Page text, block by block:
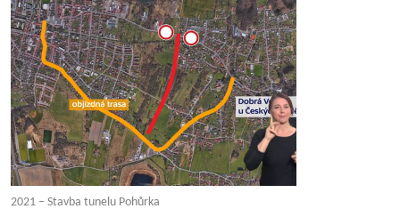
2021 – Stavba tunelu Pohůrka